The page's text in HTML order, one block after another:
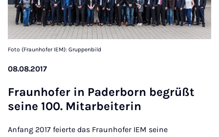
Foto (Fraunhofer IEM): Gruppenbild
08.08.2017
Fraunhofer in Pader­born be­grüßt
seine 100. Mit­arbei­t­er­in
Anfang 2017 feierte das Fraunhofer IEM seine